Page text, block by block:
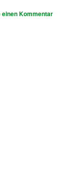
einen Kommentar